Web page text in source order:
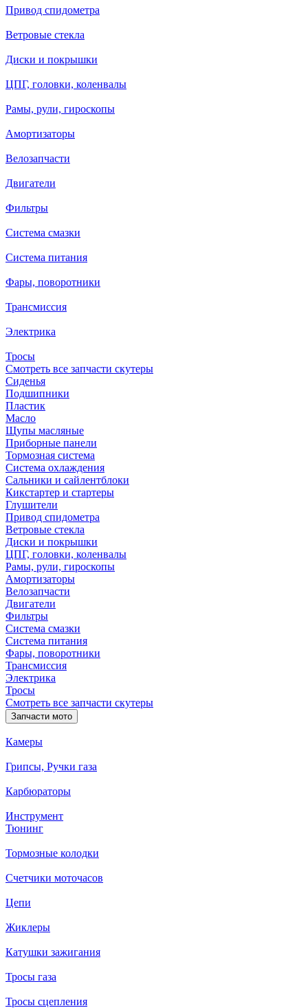
Привод спидометра
Ветровые стекла
Диски и покрышки
ЦПГ, головки, коленвалы
Рамы, рули, гироскопы
Амортизаторы
Велозапчасти
Двигатели
Фильтры
Система смазки
Система питания
Фары, поворотники
Трансмиссия
Электрика
Тросы
Смотреть все запчасти скутеры
Сиденья
Подшипники
Пластик
Масло
Щупы масляные
Приборные панели
Тормозная система
Система охлаждения
Сальники и сайлентблоки
Кикстартер и стартеры
Глушители
Привод спидометра
Ветровые стекла
Диски и покрышки
ЦПГ, головки, коленвалы
Рамы, рули, гироскопы
Амортизаторы
Велозапчасти
Двигатели
Фильтры
Система смазки
Система питания
Фары, поворотники
Трансмиссия
Электрика
Тросы
Смотреть все запчасти скутеры
Запчасти мото
Камеры
Грипсы, Ручки газа
Карбюраторы
Инструмент
Тюнинг
Тормозные колодки
Счетчики моточасов
Цепи
Жиклеры
Катушки зажигания
Тросы газа
Тросы сцепления